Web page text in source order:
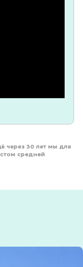
через 30 лет мы для
средней